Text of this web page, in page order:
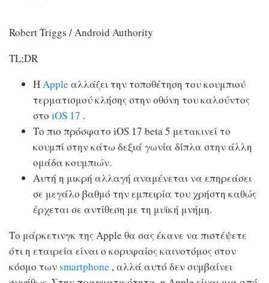
Robert Triggs / Android Authority
TL;DR
ΗApple αλλάζει την τοποθέτηση του κουμπιού
τερματισμού κλήσης στην οθόνη του καλούντος
στο iOS 17 .
Το πιο πρόσφατο iOS 17 beta 5 μετακινεί το
κουμπί στην κάτω δεξιά γωνία δίπλα στην άλλη
ομάδα κουμπιών.
Αυτή η μικρή αλλαγή αναμένεται να επηρεάσει
σε μεγάλο βαθμό την εμπειρία του χρήστη καθώς
έρχεται σε αντίθεση με τη μυϊκή μνήμη.
Το μάρκετινγκ της Apple θα σας έκανε να πιστέψετε
ότι η εταιρεία είναι ο κορυφαίος καινοτόμος στον
κόσμο τωνsmartphone , αλλά αυτό δεν συμβαίνει